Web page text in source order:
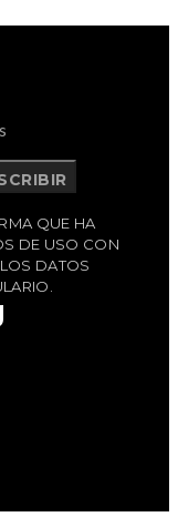
QUE HA
DE USO CON
DATOS